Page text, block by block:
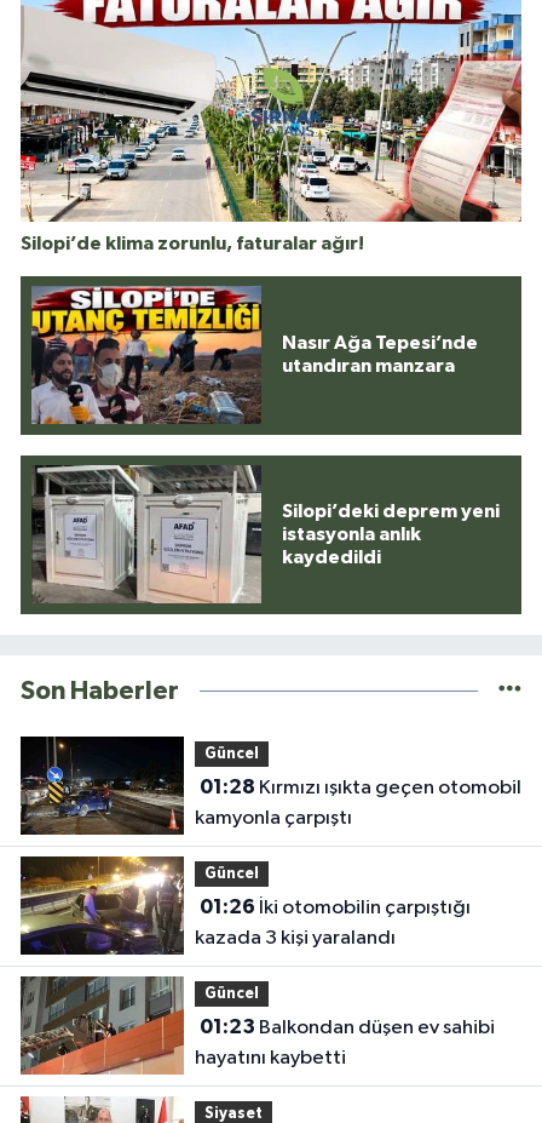
Silopi’de klima zorunlu, faturalar ağır!
Nasır Ağa Tepesi’nde
utandıran manzara
Silopi’deki deprem yeni
istasyonla anlık
kaydedildi
Son Haberler
Güncel
01:28
kamyonla çarpıştı
Güncel
01:26
kazada 3 kişi yaralandı
Güncel
01:23
hayatını kaybetti
Siyaset